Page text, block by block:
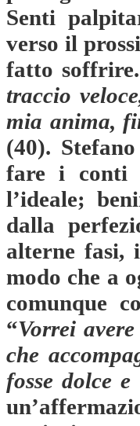
Senti
verso il
fatto
traccio
mia anima,
(40).
fare i conti
l’ideale;
dalla
alterne fasi,
modo che a
comunque
“Vorrei
che
fosse dolce